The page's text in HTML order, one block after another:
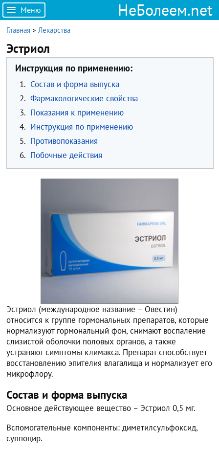
Меню НеБолеем.net
Главная >Лекарства
Эстриол
Инструкция по применению:
1. Состав и форма выпуска
2. Фармакологические свойства
3. Показания к применению
4. Инструкция по применению
5. Противопоказания
6. Побочные действия
Эстриол (международное название – Овестин)
относится к группе гормональных препаратов, которые
нормализуют гормональный фон, снимают воспаление
слизистой оболочки половых органов, а также
устраняют симптомы климакса. Препарат способствует
восстановлению эпителия влагалища и нормализует его
микрофлору.
Состав и форма выпуска
Основное действующее вещество – Эстриол 0,5 мг.
Вспомогательные компоненты: диметилсульфоксид,
суппоцир.